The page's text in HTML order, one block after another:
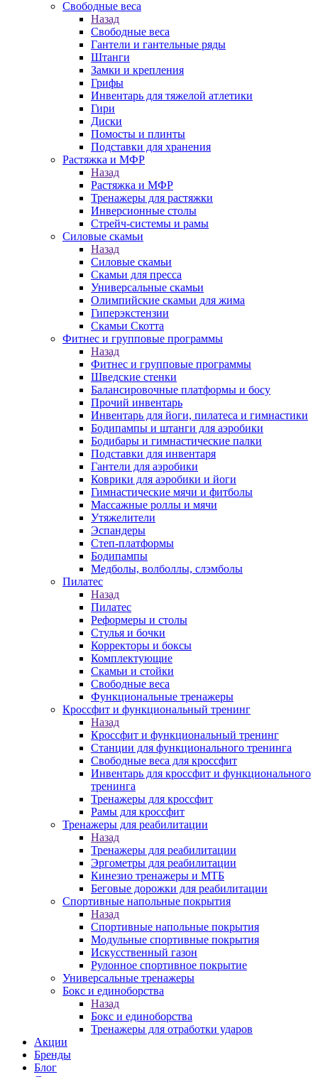
Свободные веса
Назад
Свободные веса
Гантели и гантельные ряды
Штанги
Замки и крепления
Грифы
Инвентарь для тяжелой атлетики
Гири
Диски
Помосты и плинты
Подставки для хранения
Растяжка и МФР
Назад
Растяжка и МФР
Тренажеры для растяжки
Инверсионные столы
Стрейч-системы и рамы
Силовые скамьи
Назад
Силовые скамьи
Скамьи для пресса
Универсальные скамьи
Олимпийские скамьи для жима
Гиперэкстензии
Скамьи Скотта
Фитнес и групповые программы
Назад
Фитнес и групповые программы
Шведские стенки
Балансировочные платформы и босу
Прочий инвентарь
Инвентарь для йоги, пилатеса и гимнастики
Бодипампы и штанги для аэробики
Бодибары и гимнастические палки
Подставки для инвентаря
Гантели для аэробики
Коврики для аэробики и йоги
Гимнастические мячи и фитболы
Массажные роллы и мячи
Утяжелители
Эспандеры
Степ-платформы
Бодипампы
Медболы, волболлы, слэмболы
Пилатес
Назад
Пилатес
Реформеры и столы
Стулья и бочки
Корректоры и боксы
Комплектующие
Скамьи и стойки
Свободные веса
Функциональные тренажеры
Кроссфит и функциональный тренинг
Назад
Кроссфит и функциональный тренинг
Станции для функционального тренинга
Свободные веса для кроссфит
Инвентарь для кроссфит и функционального
тренинга
Тренажеры для кроссфит
Рамы для кроссфит
Тренажеры для реабилитации
Назад
Тренажеры для реабилитации
Эргометры для реабилитации
Кинезио тренажеры и МТБ
Беговые дорожки для реабилитации
Спортивные напольные покрытия
Назад
Спортивные напольные покрытия
Модульные спортивные покрытия
Искусственный газон
Рулонное спортивное покрытие
Универсальные тренажеры
Бокс и единоборства
Назад
Бокс и единоборства
Тренажеры для отработки ударов
Акции
Бренды
Блог